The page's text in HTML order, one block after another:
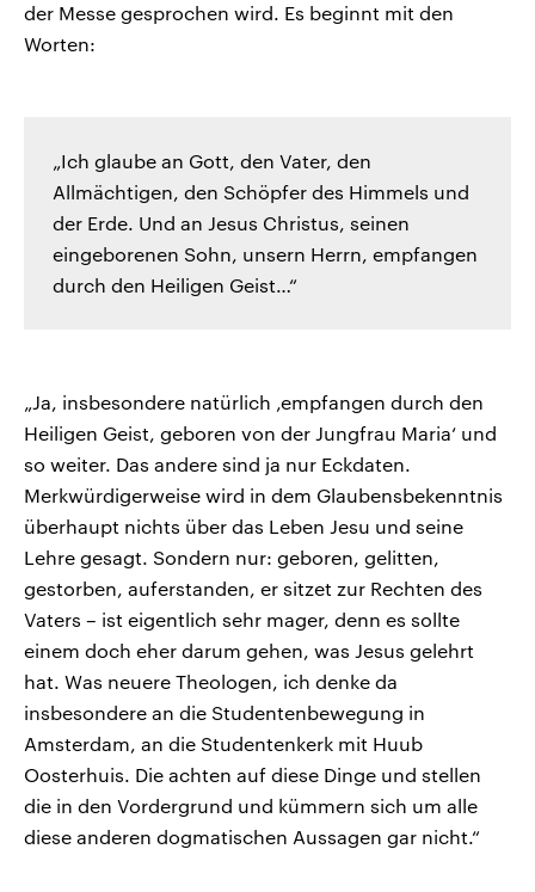
der Messe gesprochen wird. Es beginnt mit den
Worten:
„Ich glaube an Gott, den Vater, den
Allmächtigen, den Schöpfer des Himmels und
der Erde. Und an Jesus Christus, seinen
eingeborenen Sohn, unsern Herrn, empfangen
durch den Heiligen Geist…“
„Ja, insbesondere natürlich ‚empfangen durch den
Heiligen Geist, geboren von der Jungfrau Maria‘ und
so weiter. Das andere sind ja nur Eckdaten.
Merkwürdigerweise wird in dem Glaubensbekenntnis
überhaupt nichts über das Leben Jesu und seine
Lehre gesagt. Sondern nur: geboren, gelitten,
gestorben, auferstanden, er sitzet zur Rechten des
Vaters – ist eigentlich sehr mager, denn es sollte
einem doch eher darum gehen, was Jesus gelehrt
hat. Was neuere Theologen, ich denke da
insbesondere an die Studentenbewegung in
Amsterdam, an die Studentenkerk mit Huub
Oosterhuis. Die achten auf diese Dinge und stellen
die in den Vordergrund und kümmern sich um alle
diese anderen dogmatischen Aussagen gar nicht.“